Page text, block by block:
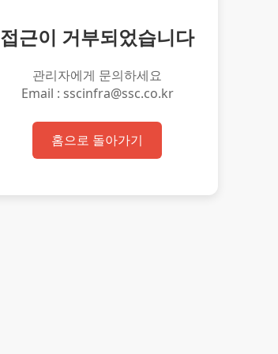
접근이 거부되었습니다
관리자에게 문의하세요
Email : sscinfra@ssc.co.kr
홈으로 돌아가기